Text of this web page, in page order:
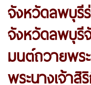
จังหวัดลพบุรี
จังหวัดลพบุ
มนต์ถวายพร
พระนางเจ้า